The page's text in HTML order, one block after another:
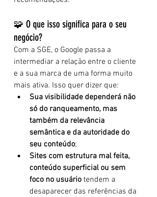
🧩 O que isso significa para o seu
negócio?
Com a SGE, o Google passa a
intermediar a relação entre o cliente
e a sua marca de uma forma muito
mais ativa. Isso quer dizer que:
Sua visibilidade dependerá não
só do ranqueamento, mas
também da relevância
semântica e da autoridade do
seu conteúdo;
Sites com estrutura mal feita,
conteúdo superficial ou sem
foco no usuário tendem a
desaparecer das referências da